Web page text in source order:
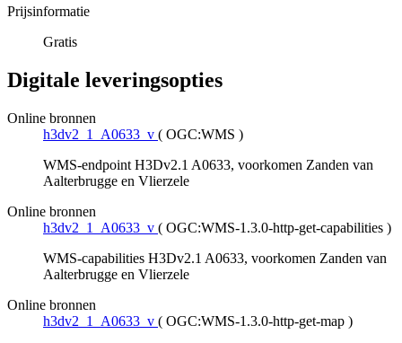
Prijsinformatie
Gratis
Digitale leveringsopties
Online bronnen
h3dv2_1_A0633_v ( OGC:WMS )
WMS-endpoint H3Dv2.1 A0633, voorkomen Zanden van
Aalterbrugge en Vlierzele
Online bronnen
h3dv2_1_A0633_v ( OGC:WMS-1.3.0-http-get-capabilities )
WMS-capabilities H3Dv2.1 A0633, voorkomen Zanden van
Aalterbrugge en Vlierzele
Online bronnen
h3dv2_1_A0633_v ( OGC:WMS-1.3.0-http-get-map )